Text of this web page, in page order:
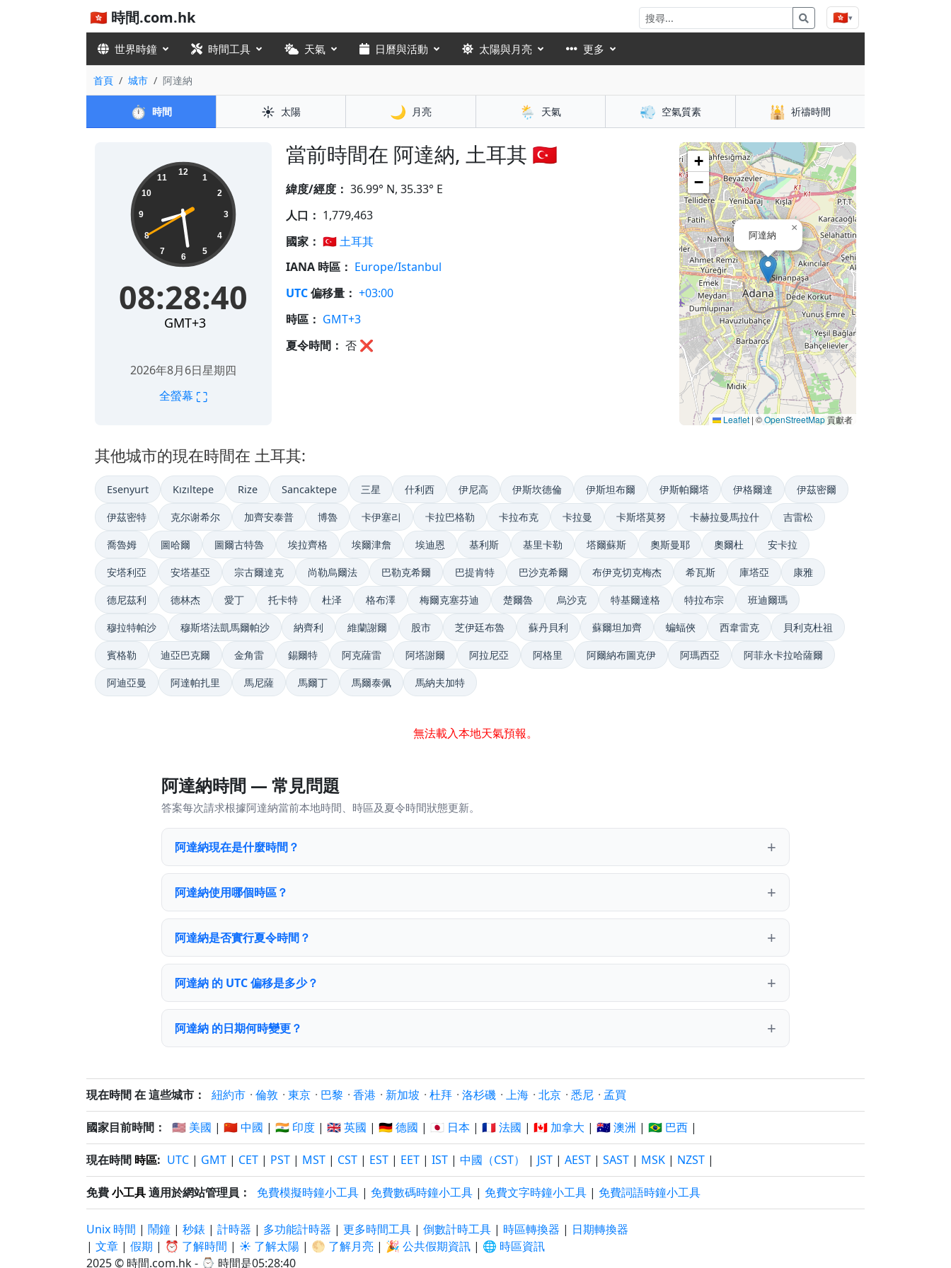
🇭🇰 時間.com.hk 🇭🇰▾
世界時鐘 時間工具 天氣 日曆與活動 太陽與月亮 更多
首頁 城市 阿達納
⏱️ 時間 ☀️ 太陽 🌙 月亮 🌦️ 天氣 💨 空氣質素 🕌 祈禱時間
當前時間在 阿達納, 土耳其 🇹🇷
08:28:41 12
1
2
3
4
5
6
7
8
9
10
11
08:28:41
GMT+3
2026年8月6日星期四
全螢幕 ⛶
緯度/經度： 36.99° N, 35.33° E
人口： 1,779,463
國家： 🇹🇷土耳其
IANA 時區： Europe/Istanbul
UTC偏移量： +03:00
時區： GMT+3
夏令時間： 否 ❌
阿達納
×
+
−
Leaflet | ©OpenStreetMap貢獻者
其他城市的現在時間在 土耳其:
Esenyurt Kızıltepe Rize Sancaktepe 三星 什利西 伊尼高 伊斯坎德倫 伊斯坦布爾 伊斯帕爾塔 伊格爾達 伊茲密爾
伊茲密特 克尔谢希尔 加齊安泰普 博魯 卡伊塞리 卡拉巴格勒 卡拉布克 卡拉曼 卡斯塔莫努 卡赫拉曼馬拉什 吉雷松
喬魯姆 圖哈爾 圖爾古特魯 埃拉齊格 埃爾津詹 埃迪恩 基利斯 基里卡勒 塔爾蘇斯 奧斯曼耶 奧爾杜 安卡拉
安塔利亞 安塔基亞 宗古爾達克 尚勒烏爾法 巴勒克希爾 巴提肯特 巴沙克希爾 布伊克切克梅杰 希瓦斯 庫塔亞 康雅
德尼茲利 德林杰 愛丁 托卡特 杜泽 格布澤 梅爾克塞芬迪 楚爾魯 烏沙克 特基爾達格 特拉布宗 班迪爾瑪
穆拉特帕沙 穆斯塔法凱馬爾帕沙 納齊利 維蘭謝爾 股市 芝伊廷布魯 蘇丹貝利 蘇爾坦加齊 蝙蝠俠 西韋雷克 貝利克杜祖
賓格勒 迪亞巴克爾 金角雷 錫爾特 阿克薩雷 阿塔謝爾 阿拉尼亞 阿格里 阿爾納布圖克伊 阿瑪西亞 阿菲永卡拉哈薩爾
阿迪亞曼 阿達帕扎里 馬尼薩 馬爾丁 馬爾泰佩 馬納夫加特
無法載入本地天氣預報。
阿達納時間 — 常見問題
答案每次請求根據阿達納當前本地時間、時區及夏令時間狀態更新。
阿達納現在是什麼時間？
阿達納使用哪個時區？
阿達納是否實行夏令時間？
阿達納 的 UTC 偏移是多少？
阿達納 的日期何時變更？
現在時間 在 這些城市： 紐約市 · 倫敦 · 東京 · 巴黎 · 香港 · 新加坡 · 杜拜 · 洛杉磯 · 上海 · 北京 · 悉尼 · 孟買
國家目前時間： 🇺🇸 美國 | 🇨🇳 中國 | 🇮🇳 印度 | 🇬🇧 英國 | 🇩🇪 德國 | 🇯🇵 日本 | 🇫🇷 法國 | 🇨🇦 加拿大 | 🇦🇺 澳洲 | 🇧🇷 巴西 |
現在時間 時區: UTC | GMT | CET | PST | MST | CST | EST | EET | IST | 中國（CST） | JST | AEST | SAST | MSK | NZST |
免費小工具適用於網站管理員： 免費模擬時鐘小工具 | 免費數碼時鐘小工具 | 免費文字時鐘小工具 | 免費詞語時鐘小工具
Unix 時間 | 鬧鐘 | 秒錶 | 計時器 | 多功能計時器 | 更多時間工具 | 倒數計時工具 | 時區轉換器 | 日期轉換器
| 文章 | 假期 | ⏰ 了解時間 | ☀️ 了解太陽 | 🌕 了解月亮 | 🎉 公共假期資訊 | 🌐 時區資訊
2025 © 時間.com.hk - ⌚ 時間是05:28:40